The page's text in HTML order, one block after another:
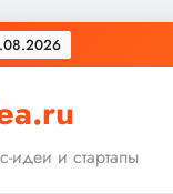
идеи и стартапы